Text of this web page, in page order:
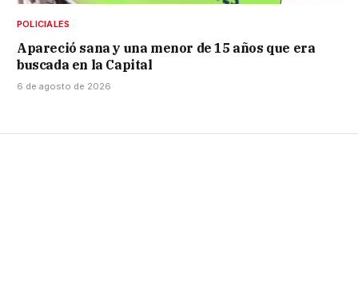
POLICIALES
Apareció sana y una menor de 15 años que era
buscada en la Capital
6 de agosto de 2026